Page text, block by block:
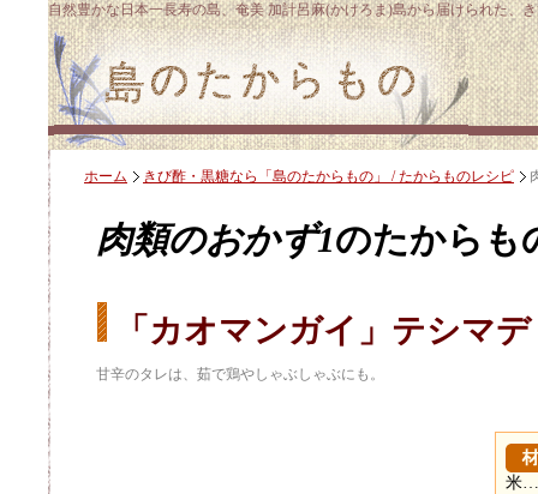
自然豊かな日本一長寿の島、奄美 加計呂麻(かけろま)島から届けられた、
ホーム きび酢・黒糖なら「島のたからもの」 / たからものレシピ
肉類のおかず1のたからも
「カオマンガイ」テシマ
甘辛のタレは、茹で鶏やしゃぶしゃぶにも。
米